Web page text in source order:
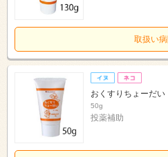
取扱い
おくすりちょーだい
50g
投薬補助